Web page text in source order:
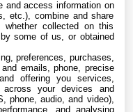
confirme son
and access information on
etc.), combine and share
whether collected on this
some of us, or obtained
preferences, purchases,
emails, phone, precise
offering you services,
your devices and
phone, audio, and video),
and analysing